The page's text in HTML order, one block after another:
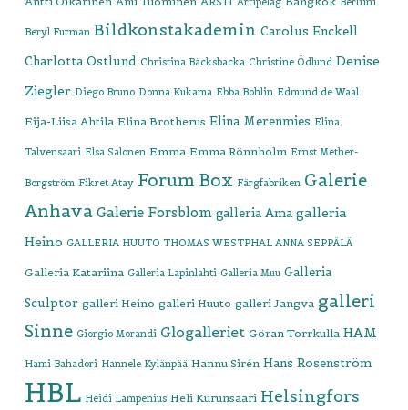
Beryl Furman Bildkonstakademin Carolus Enckell
Charlotta Östlund Christina Bäcksbacka Christine Ödlund Denise
Ziegler Diego Bruno Donna Kukama Ebba Bohlin Edmund de Waal
Eija-Liisa Ahtila Elina Brotherus Elina Merenmies Elina
Talvensaari Elsa Salonen Emma Emma Rönnholm Ernst Mether-
Borgström Fikret Atay Forum Box Färgfabriken Galerie
Anhava Galerie Forsblom galleria Ama galleria
Heino GALLERIA HUUTO THOMAS WESTPHAL ANNA SEPPÄLÄ
Galleria Katariina Galleria Lapinlahti Galleria Muu Galleria
Sculptor galleri Heino galleri Huuto galleri Jangva galleri
Sinne Giorgio Morandi Glogalleriet Göran Torrkulla HAM
Hami Bahadori Hannele Kylänpää Hannu Sirén Hans Rosenström
HBL Heidi Lampenius Heli Kurunsaari Helsingfors